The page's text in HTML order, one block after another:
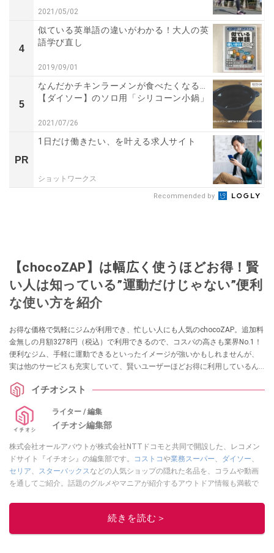
2021/05/02
4
似ている英単語の違いがわかる！大人の英
語学び直し
2019/09/01
5
なんだかチキンラーメンが食べたくなる…
【ダイソー】のソロ用「シリコーン小鍋」
2021/07/26
PR
1日だけ働きたい、を叶える求人サイト
ショットワークス
Recommended by
【chocoZAP】は幅広く使うほどお得！賢
い人は知っている”運動だけじゃない”便利
な使い方を紹介
お得な価格で気軽にジムが利用でき、忙しい人にも人気のchocoZAP。追加料
金無しの月額3278円（税込）で利用できるので、コスパの高さも業界No.1！
便利なジム、手軽に運動できるといったイメージが強いかもしれませんが、
実は他のサービスも充実していて、賢いユーザーほどお得に利用しているん
ました。これを読めば、chocoZAPの魅力がまるわかり！ ぜひチェックして
イチオシスト
ライター / 編集
イチオシ編集部
株式会社オールアバウトが株式会社NTTドコモと共同で開設した、レコメン
ドサイト『イチオシ』の編集部です。
コストコや業務スーパー、 ダイソー、
セリア、 スターバックスなどの人気ショップの隠れた名品を、コラムや動画
を通してご紹介。話題のグルメやマニアが紹介するアウトドア情報も満載で
レビューしています。毎日トレンド情報をお届けしているので、ぜひ
してください！続きを読む＞